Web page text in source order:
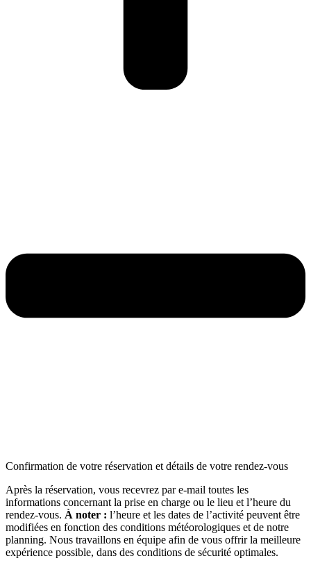
Confirmation de votre réservation et détails de votre rendez-vous
Après la réservation, vous recevrez par e-mail toutes les
informations concernant la prise en charge ou le lieu et l’heure du
rendez-vous. À noter : l’heure et les dates de l’activité peuvent être
modifiées en fonction des conditions météorologiques et de notre
planning. Nous travaillons en équipe afin de vous offrir la meilleure
expérience possible, dans des conditions de sécurité optimales.